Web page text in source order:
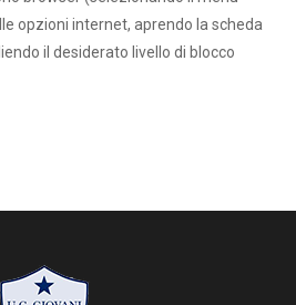
opzioni internet, aprendo la scheda
il desiderato livello di blocco